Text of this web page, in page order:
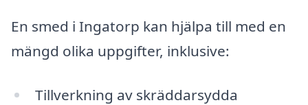
En smed i Ingatorp kan hjälpa till med en
mängd olika uppgifter, inklusive:
Tillverkning av skräddarsydda